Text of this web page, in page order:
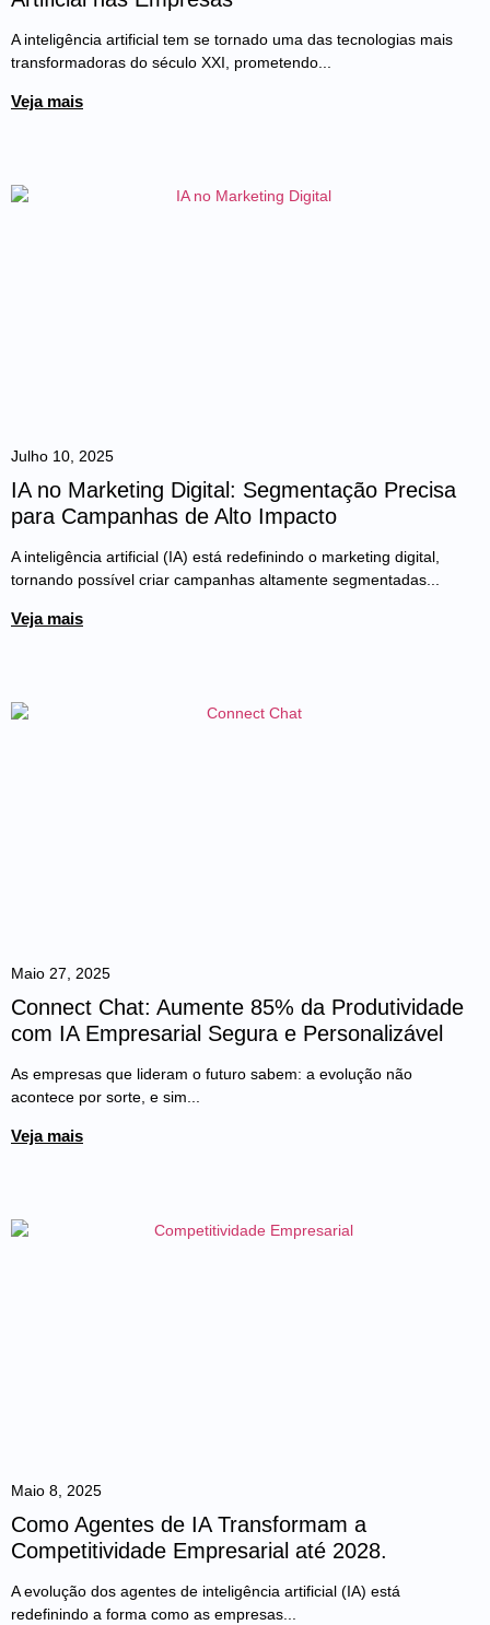
A inteligência artificial tem se tornado uma das tecnologias mais
transformadoras do século XXI, prometendo...
Veja mais
Julho 10, 2025
IA no Marketing Digital: Segmentação Precisa
para Campanhas de Alto Impacto
A inteligência artificial (IA) está redefinindo o marketing digital,
tornando possível criar campanhas altamente segmentadas...
Veja mais
Maio 27, 2025
Connect Chat: Aumente 85% da Produtividade
com IA Empresarial Segura e Personalizável
As empresas que lideram o futuro sabem: a evolução não
acontece por sorte, e sim...
Veja mais
Maio 8, 2025
Como Agentes de IA Transformam a
Competitividade Empresarial até 2028.
A evolução dos agentes de inteligência artificial (IA) está
redefinindo a forma como as empresas...